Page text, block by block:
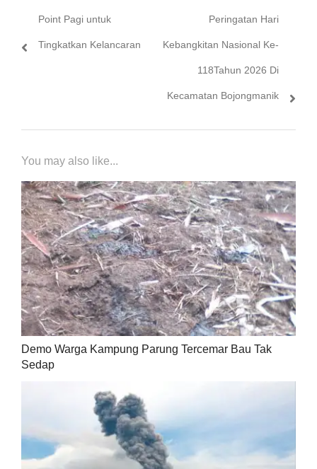
Point Pagi untuk
Tingkatkan Kelancaran
Peringatan Hari
Kebangkitan Nasional Ke-
118Tahun 2026 Di
Kecamatan Bojongmanik
You may also like...
Demo Warga Kampung Parung Tercemar Bau Tak
Sedap